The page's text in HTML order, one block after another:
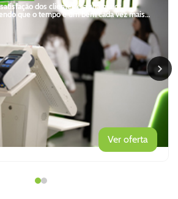
dos clientes é a sua maior
que o tempo é um bem cada vez mais
desenvolver um processo de aluguer
Desde a criação da reserva à devolução do
de aluguer é realizado através de websites,
adaptados às necessidades dos clientes.
Ver oferta